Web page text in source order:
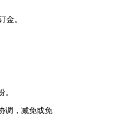
金。
。
调，减免或免